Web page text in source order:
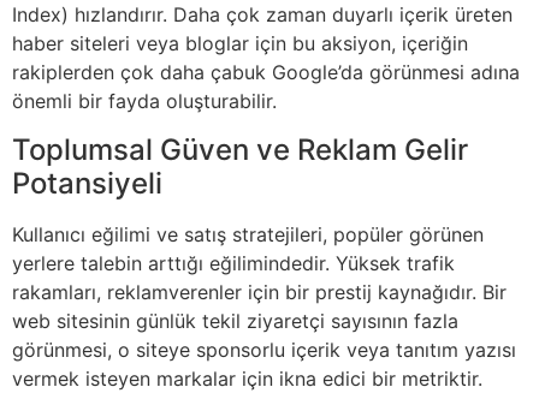
Index) hızlandırır. Daha çok zaman duyarlı içerik üreten
haber siteleri veya bloglar için bu aksiyon, içeriğin
rakiplerden çok daha çabuk Google’da görünmesi adına
önemli bir fayda oluşturabilir.
Toplumsal Güven ve Reklam Gelir
Potansiyeli
Kullanıcı eğilimi ve satış stratejileri, popüler görünen
yerlere talebin arttığı eğilimindedir. Yüksek trafik
rakamları, reklamverenler için bir prestij kaynağıdır. Bir
web sitesinin günlük tekil ziyaretçi sayısının fazla
görünmesi, o siteye sponsorlu içerik veya tanıtım yazısı
vermek isteyen markalar için ikna edici bir metriktir.